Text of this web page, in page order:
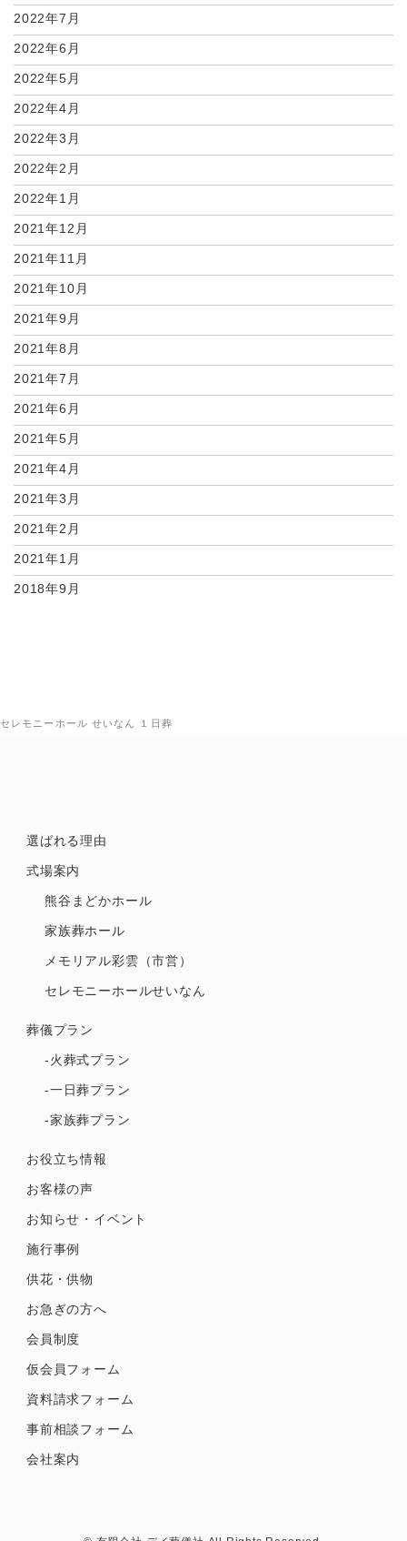
セレモニーホール せいなん １日葬
2022年7月
2022年6月
2022年5月
2022年4月
2022年3月
2022年2月
2022年1月
2021年12月
2021年11月
2021年10月
2021年9月
2021年8月
2021年7月
2021年6月
2021年5月
2021年4月
2021年3月
2021年2月
2021年1月
2018年9月
選ばれる理由
式場案内
熊谷まどかホール
家族葬ホール
メモリアル彩雲（市営）
セレモニーホールせいなん
葬儀プラン
-火葬式プラン
-一日葬プラン
-家族葬プラン
お役立ち情報
お客様の声
お知らせ・イベント
施行事例
供花・供物
お急ぎの方へ
会員制度
仮会員フォーム
資料請求フォーム
事前相談フォーム
会社案内